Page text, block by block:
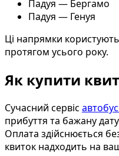
Падуя — Бергамо
Падуя — Генуя
Ці напрямки
протягом усього року.
Як купити
Сучасний сервіс
прибуття та бажану
Оплата здійснюється
квиток надходить на